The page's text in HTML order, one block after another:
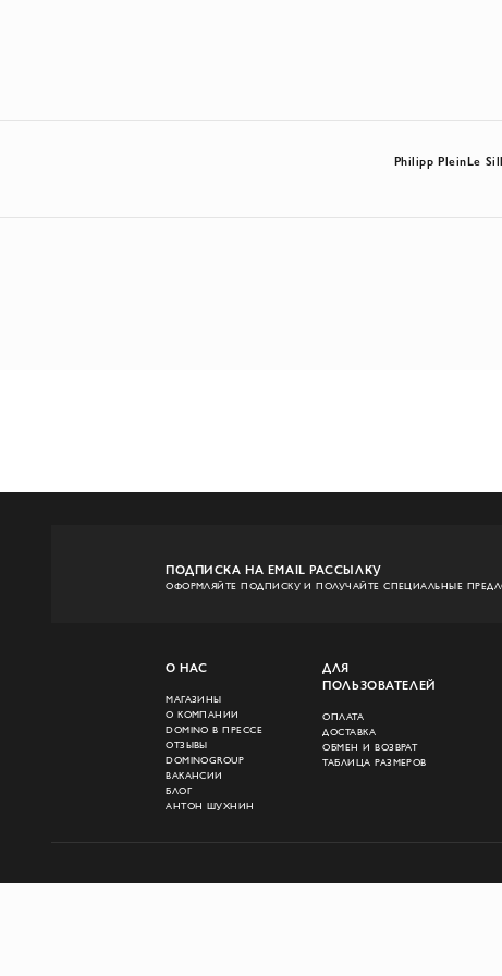
Philipp PleinLe
ПОДПИСКА НА EMAIL РАССЫЛКУ
ОФОРМЛЯЙТЕ ПОДПИСКУ И ПОЛУЧАЙТЕ СПЕЦИАЛЬНЫЕ
О НАС
МАГАЗИНЫ
О КОМПАНИИ
DOMINO В ПРЕССЕ
ОТЗЫВЫ
DOMINOGROUP
ВАКАНСИИ
БЛОГ
АНТОН ШУХНИН
ДЛЯ
ПОЛЬЗОВАТЕЛЕЙ
ОПЛАТА
ДОСТАВКА
ОБМЕН И ВОЗВРАТ
ТАБЛИЦА РАЗМЕРОВ